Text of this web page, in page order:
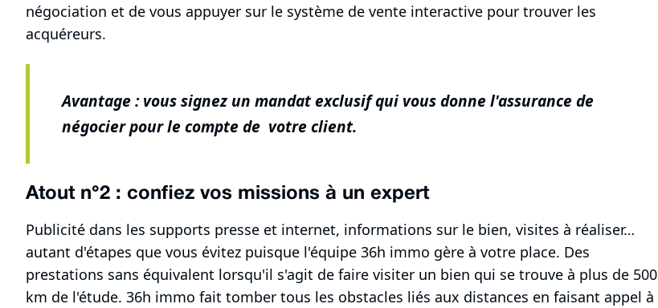
négociation et de vous appuyer sur le système de vente interactive pour trouver les
acquéreurs.
Avantage : vous signez un mandat exclusif qui vous donne l'assurance de
négocier pour le compte de votre client.
Atout n°2 : confiez vos missions à un expert
Publicité dans les supports presse et internet, informations sur le bien, visites à réaliser…
autant d'étapes que vous évitez puisque l'équipe 36h immo gère à votre place. Des
prestations sans équivalent lorsqu'il s'agit de faire visiter un bien qui se trouve à plus de 500
km de l'étude. 36h immo fait tomber tous les obstacles liés aux distances en faisant appel à